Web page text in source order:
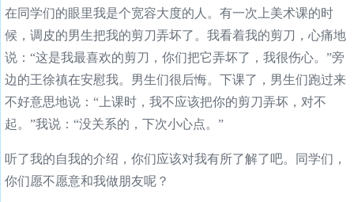
在同学们的眼里我是个宽容大度的人。有一次上美术课的时
候，调皮的男生把我的剪刀弄坏了。我看着我的剪刀，心痛地
说：“这是我最喜欢的剪刀，你们把它弄坏了，我很伤心。”旁
边的王徐禛在安慰我。男生们很后悔。下课了，男生们跑过来
不好意思地说：“上课时，我不应该把你的剪刀弄坏，对不
起。”我说：“没关系的，下次小心点。”
听了我的自我的介绍，你们应该对我有所了解了吧。同学们，
你们愿不愿意和我做朋友呢？